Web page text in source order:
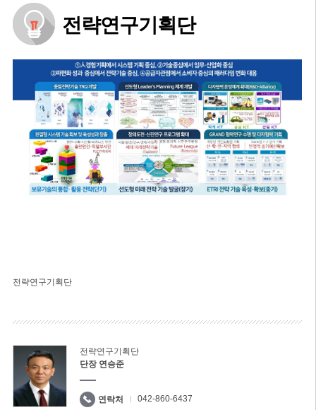
전략연구기획단
전략연구기획단
전략연구기획단
단장 연승준
연락처 042-860-6437